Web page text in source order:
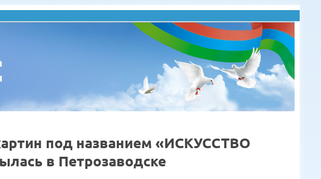
под названием «ИСКУССТВО
в Петрозаводске